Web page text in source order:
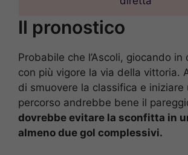
Il pronostico
Probabile che l’Ascoli, giocando in
con più vigore la via della vittoria.
di smuovere la classifica e iniziare
percorso andrebbe bene il
dovrebbe evitare la sconfitta in
almeno due gol complessivi.